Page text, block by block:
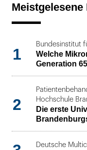
Meistgelesene
1
Bundesinstitut
Welche
Generation
2
Hochschule
Die erste
Deutsche